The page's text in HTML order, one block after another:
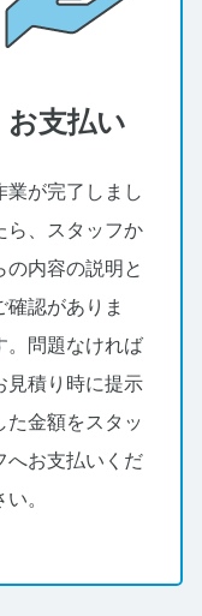
お支払い
業が完了しまし
ら、スタッフか
の内容の説明と
確認がありま
。問題なければ
見積り時に提示
た金額をスタッ
へお支払いくだ
い。